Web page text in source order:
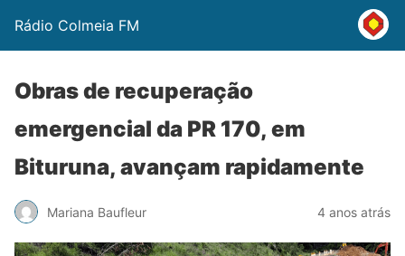
Rádio Colmeia FM
Obras de recuperação
emergencial da PR 170, em
Bituruna, avançam rapidamente
Mariana Baufleur 4 anos atrás